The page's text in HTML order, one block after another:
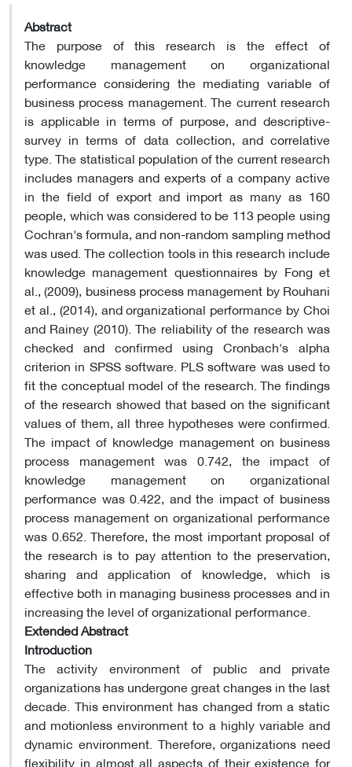
Abstract
The purpose of this research is the effect of
knowledge management on organizational
performance considering the mediating variable of
business process management. The current research
is applicable in terms of purpose, and descriptive-
survey in terms of data collection, and correlative
type. The statistical population of the current research
includes managers and experts of a company active
in the field of export and import as many as 160
people, which was considered to be 113 people using
Cochran's formula, and non-random sampling method
was used. The collection tools in this research include
knowledge management questionnaires by Fong et
al., (2009), business process management by Rouhani
et al., (2014), and organizational performance by Choi
and Rainey (2010). The reliability of the research was
checked and confirmed using Cronbach's alpha
criterion in SPSS software. PLS software was used to
fit the conceptual model of the research. The findings
of the research showed that based on the significant
values ​​of them, all three hypotheses were confirmed.
The impact of knowledge management on business
process management was 0.742, the impact of
knowledge management on organizational
performance was 0.422, and the impact of business
process management on organizational performance
was 0.652. Therefore, the most important proposal of
the research is to pay attention to the preservation,
sharing and application of knowledge, which is
effective both in managing business processes and in
increasing the level of organizational performance.
Extended Abstract
Introduction
The activity environment of public and private
organizations has undergone great changes in the last
decade. This environment has changed from a static
and motionless environment to a highly variable and
dynamic environment. Therefore, organizations need
flexibility in almost all aspects of their existence for